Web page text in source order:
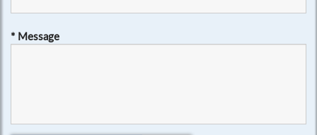
* Message